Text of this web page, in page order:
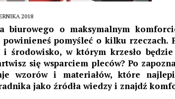
2018
biurowego o maksymalnym
pomyśleć o kilku rzeczach.
i środowisko, w którym krzesło
się wsparciem pleców? Po
wzorów i materiałów, które
jako źródła wiedzy i znajdź